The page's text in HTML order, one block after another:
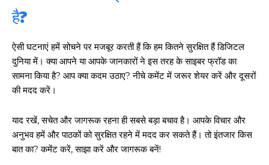
है?
ऐसी घटनाएं हमें सोचने पर मजबूर करती हैं कि हम कितने सुरक्षित हैं डिजिटल
दुनिया में। क्या आपने या आपके जानकारों ने इस तरह के साइबर फ्रॉड का
सामना किया है? आप क्या कदम उठाए? नीचे कमेंट में जरूर शेयर करें और दूसरों
की मदद करें।
याद रखें, सचेत और जागरूक रहना ही सबसे बड़ा बचाव है। आपके विचार और
अनुभव हमें और पाठकों को सुरक्षित रहने में मदद कर सकते हैं। तो इंतजार किस
बात का? कमेंट करें, साझा करें और जागरूक बनें!